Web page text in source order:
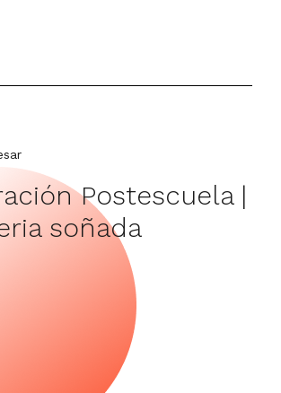
Postescuela |
soñada